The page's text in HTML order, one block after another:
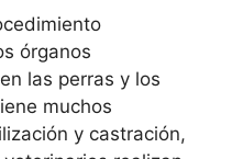
órganos
las perras y los
muchos
y castración,